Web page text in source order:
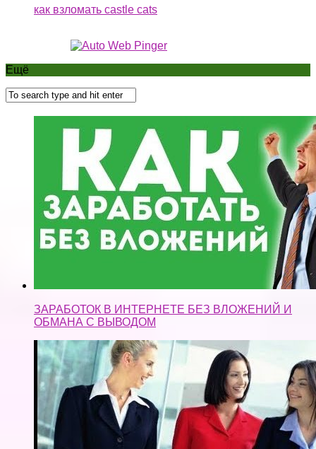
как взломать castle cats
Ещё
ЗАРАБОТОК В ИНТЕРНЕТЕ БЕЗ ВЛОЖЕНИЙ И
ОБМАНА С ВЫВОДОМ